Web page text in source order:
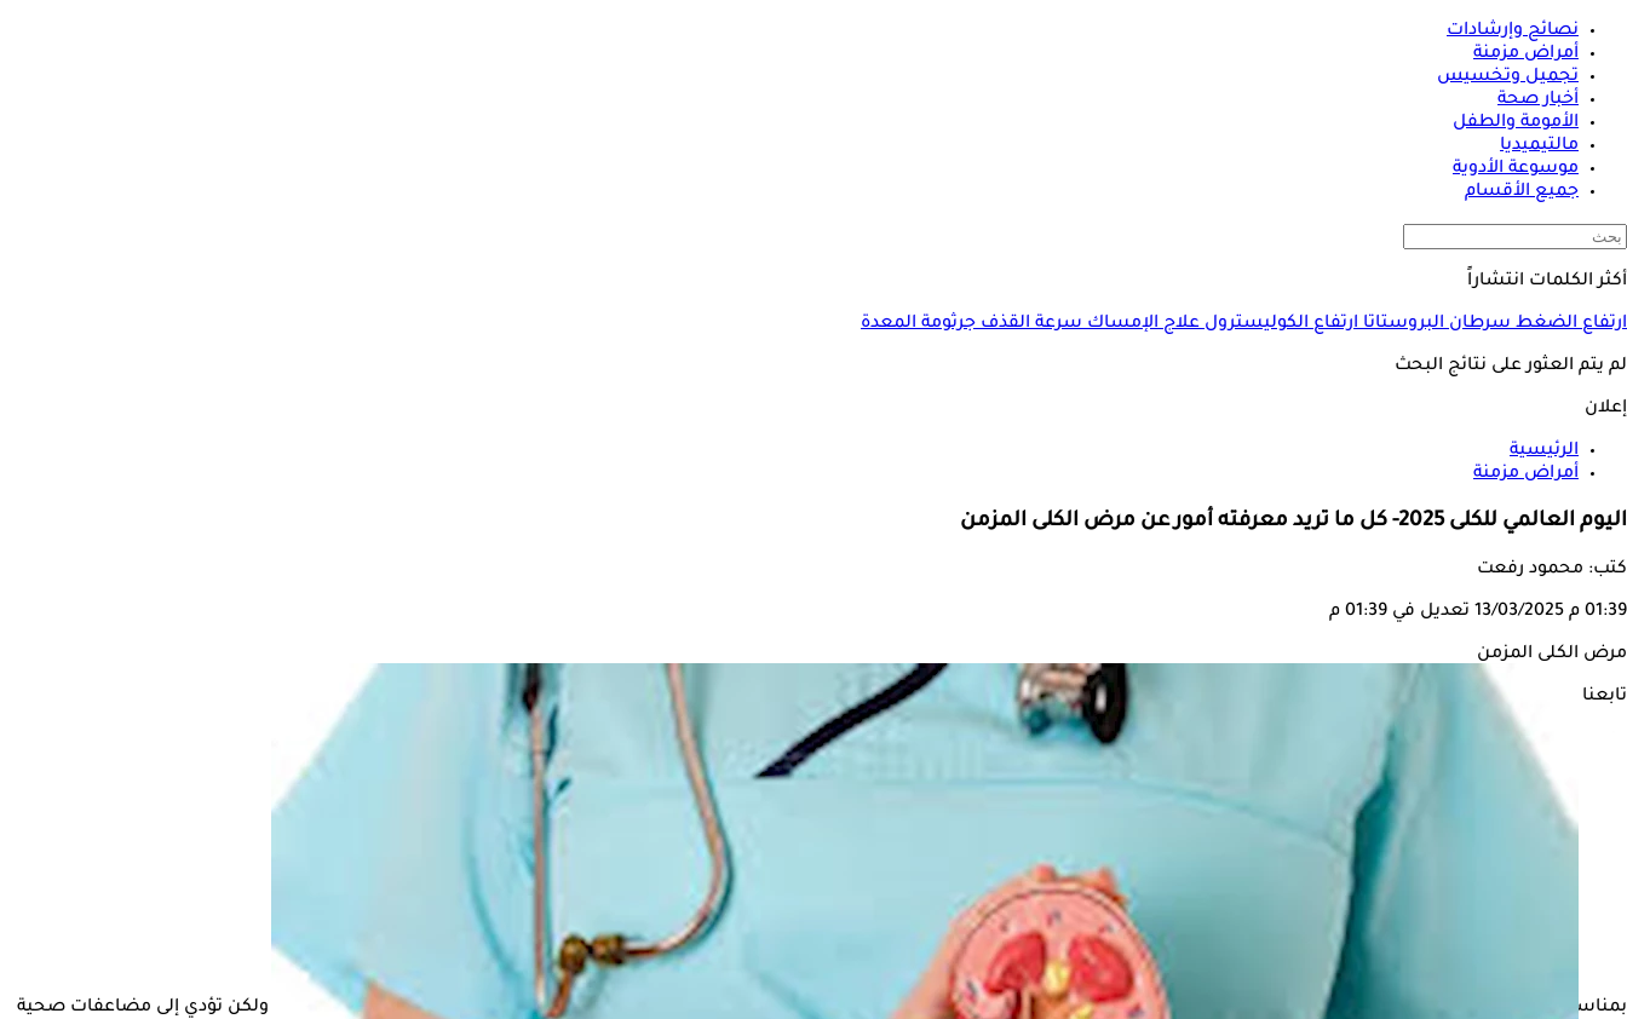
نصائح وإرشادات
أمراض مزمنة
تجميل وتخسيس
أخبار صحة
الأمومة والطفل
مالتيميديا
موسوعة الأدوية
جميع الأقسام
أكثر الكلمات انتشاراً
ارتفاع الضغطسرطان البروستاتاارتفاع الكوليسترولعلاج الإمساكسرعة القذفجرثومة المعدة
لم يتم العثور على نتائج البحث
إعلان
الرئيسية
أمراض مزمنة
اليوم العالمي للكلى 2025- كل ما تريد معرفته أمور عن مرض الكلى المزمن
كتب: محمود رفعت
01:39 م 13/03/2025 تعديل في 01:39 م
مرض الكلى المزمن
تابعنا على
بمناسبة اليوم العالمي للكلى 2025، يبحث الكثير من الأشخاص عن طرق الوقاية من مرض الكلى المزمن، حيث يعتبر مرض الكلى المزمن من الأمراض الصامتة التي تتطور ببطء ولكن تؤدي إلى مضاعفات صحية